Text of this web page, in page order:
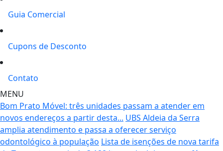
Guia Comercial
Cupons de Desconto
Contato
MENU
Bom Prato Móvel: três unidades passam a atender em
novos endereços a partir desta... UBS Aldeia da Serra
amplia atendimento e passa a oferecer serviço
odontológico à população Lista de isenções de nova tarifa